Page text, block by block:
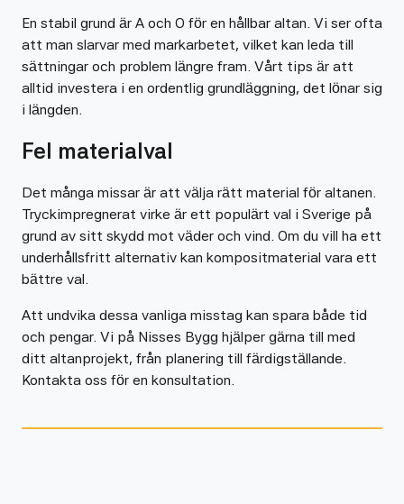
En stabil grund är A och O för en hållbar altan. Vi ser ofta
att man slarvar med markarbetet, vilket kan leda till
sättningar och problem längre fram. Vårt tips är att
alltid investera i en ordentlig grundläggning, det lönar sig
i längden.
Fel materialval
Det många missar är att välja rätt material för altanen.
Tryckimpregnerat virke är ett populärt val i Sverige på
grund av sitt skydd mot väder och vind. Om du vill ha ett
underhållsfritt alternativ kan kompositmaterial vara ett
bättre val.
Att undvika dessa vanliga misstag kan spara både tid
och pengar. Vi på Nisses Bygg hjälper gärna till med
ditt altanprojekt, från planering till färdigställande.
Kontakta oss för en konsultation.